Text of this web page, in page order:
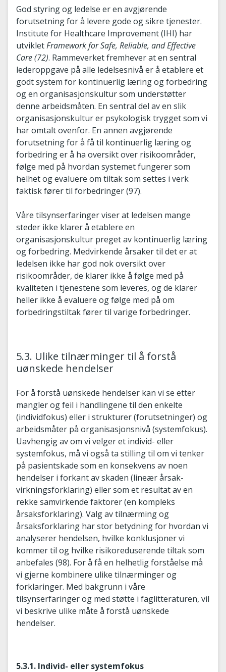
God styring og ledelse er en avgjørende
forutsetning for å levere gode og sikre tjenester.
Institute for Healthcare Improvement (IHI) har
utvikletFramework for Safe, Reliable, and Effective
Care(72). Rammeverket fremhever at en sentral
lederoppgave på alle ledelsesnivå er å etablere et
godt system for kontinuerlig læring og forbedring
og en organisasjonskultur som understøtter
denne arbeidsmåten. En sentral del av en slik
organisasjonskultur er psykologisk trygget som vi
har omtalt ovenfor. En annen avgjørende
forutsetning for å få til kontinuerlig læring og
forbedring er å ha oversikt over risikoområder,
følge med på hvordan systemet fungerer som
helhet og evaluere om tiltak som settes i verk
faktisk fører til forbedringer (97).
Våre tilsynserfaringer viser at ledelsen mange
steder ikke klarer å etablere en
organisasjonskultur preget av kontinuerlig læring
og forbedring. Medvirkende årsaker til det er at
ledelsen ikke har god nok oversikt over
risikoområder, de klarer ikke å følge med på
kvaliteten i tjenestene som leveres, og de klarer
heller ikke å evaluere og følge med på om
forbedringstiltak fører til varige forbedringer.
5.3. Ulike tilnærminger til å forstå
uønskede hendelser
For å forstå uønskede hendelser kan vi se etter
mangler og feil i handlingene til den enkelte
(individfokus) eller i strukturer (forutsetninger) og
arbeidsmåter på organisasjonsnivå (systemfokus).
Uavhengig av om vi velger et individ- eller
systemfokus, må vi også ta stilling til om vi tenker
på pasientskade som en konsekvens av noen
hendelser i forkant av skaden (lineær årsak-
virkningsforklaring) eller som et resultat av en
rekke samvirkende faktorer (en kompleks
årsaksforklaring). Valg av tilnærming og
årsaksforklaring har stor betydning for hvordan vi
analyserer hendelsen, hvilke konklusjoner vi
kommer til og hvilke risikoreduserende tiltak som
anbefales (98). For å få en helhetlig forståelse må
vi gjerne kombinere ulike tilnærminger og
forklaringer. Med bakgrunn i våre
tilsynserfaringer og med støtte i faglitteraturen, vil
vi beskrive ulike måte å forstå uønskede
hendelser.
5.3.1. Individ- eller systemfokus